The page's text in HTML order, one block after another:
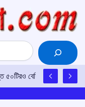
৫০টিরও বেশি অভিযোগ,